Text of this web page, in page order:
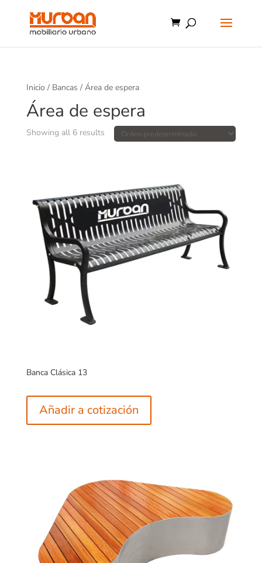
Inicio / Bancas / Área de espera
Área de espera
Showing all 6 results
Banca Clásica 13
Añadir a cotización